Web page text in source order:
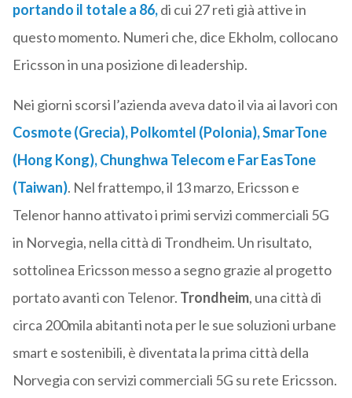
portando il totale a 86,di cui 27 reti già attive in
questo momento. Numeri che, dice Ekholm, collocano
Ericsson in una posizione di leadership.
Nei giorni scorsi l’azienda aveva dato il via ai lavori con
Cosmote (Grecia), Polkomtel (Polonia), SmarTone
(Hong Kong), Chunghwa Telecom e Far EasTone
(Taiwan). Nel frattempo, il 13 marzo, Ericsson e
Telenor hanno attivato i primi servizi commerciali 5G
in Norvegia, nella città di Trondheim. Un risultato,
sottolinea Ericsson messo a segno grazie al progetto
portato avanti con Telenor. Trondheim, una città di
circa 200mila abitanti nota per le sue soluzioni urbane
smart e sostenibili, è diventata la prima città della
Norvegia con servizi commerciali 5G su rete Ericsson.